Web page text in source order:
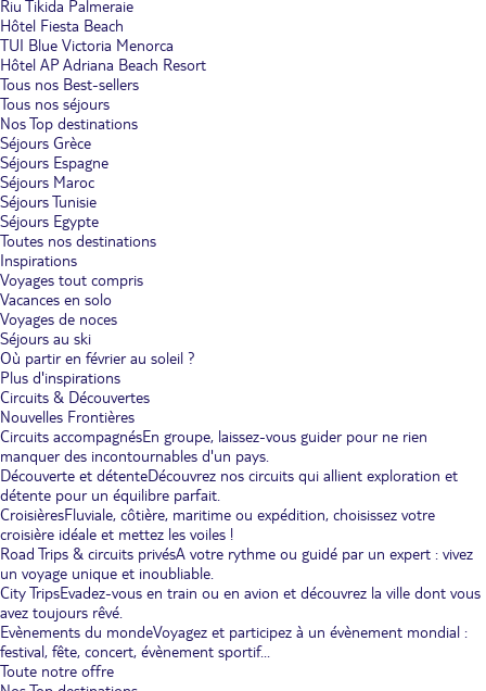
Riu Tikida Palmeraie
Hôtel Fiesta Beach
TUI Blue Victoria Menorca
Hôtel AP Adriana Beach Resort
Tous nos Best-sellers
Tous nos séjours
Nos Top destinations
Séjours Grèce
Séjours Espagne
Séjours Maroc
Séjours Tunisie
Séjours Egypte
Toutes nos destinations
Inspirations
Voyages tout compris
Vacances en solo
Voyages de noces
Séjours au ski
Où partir en février au soleil ?
Plus d'inspirations
Circuits & Découvertes
Nouvelles Frontières
Circuits accompagnésEn groupe, laissez-vous guider pour ne rien
manquer des incontournables d'un pays.
Découverte et détenteDécouvrez nos circuits qui allient exploration et
détente pour un équilibre parfait.
CroisièresFluviale, côtière, maritime ou expédition, choisissez votre
croisière idéale et mettez les voiles !
Road Trips & circuits privésA votre rythme ou guidé par un expert : vivez
un voyage unique et inoubliable.
City TripsEvadez-vous en train ou en avion et découvrez la ville dont vous
avez toujours rêvé.
Evènements du mondeVoyagez et participez à un évènement mondial :
festival, fête, concert, évènement sportif...
Toute notre offre